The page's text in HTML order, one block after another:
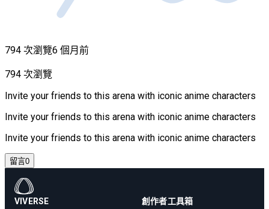
794 次瀏覽6 個月前
794 次瀏覽
Invite your friends to this arena with iconic anime characters
Invite your friends to this arena with iconic anime characters
Invite your friends to this arena with iconic anime characters
留言0
VIVERSE
創作者工具箱